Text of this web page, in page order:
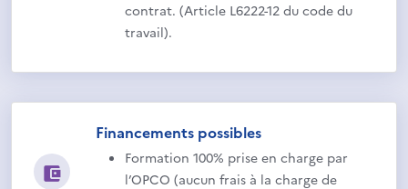
contrat. (Article L6222-12 du code du
travail).
Financements possibles
Formation 100% prise en charge par
l’OPCO (aucun frais à la charge de